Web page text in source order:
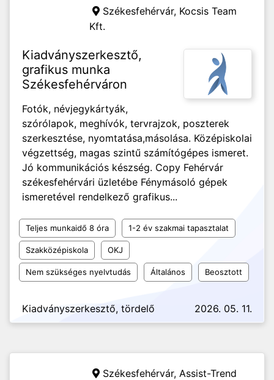
Székesfehérvár, Kocsis Team
Kft.
Kiadványszerkesztő,
grafikus munka
Székesfehérváron
Fotók, névjegykártyák,
szórólapok, meghívók, tervrajzok, poszterek
szerkesztése, nyomtatása,másolása. Középiskolai
végzettség, magas szintű számítógépes ismeret.
Jó kommunikációs készség. Copy Fehérvár
székesfehérvári üzletébe Fénymásoló gépek
ismeretével rendelkező grafikus...
Teljes munkaidő 8 óra 1-2 év szakmai tapasztalat
Szakközépiskola OKJ
Nem szükséges nyelvtudás Általános Beosztott
Kiadványszerkesztő, tördelő 2026. 05. 11.
Székesfehérvár, Assist-Trend